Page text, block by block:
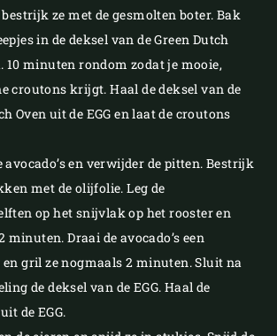
bestrijk ze met de gesmolten boter. Bak
in de deksel van de Green Dutch
10 minuten rondom zodat je mooie,
croutons krijgt. Haal de deksel van de
Oven uit de EGG en laat de croutons
avocado’s en verwijder de pitten. Bestrijk
met de olijfolie. Leg de
op het snijvlak op het rooster en
minuten. Draai de avocado’s een
gril ze nogmaals 2 minuten. Sluit na
de deksel van de EGG. Haal de
de EGG.